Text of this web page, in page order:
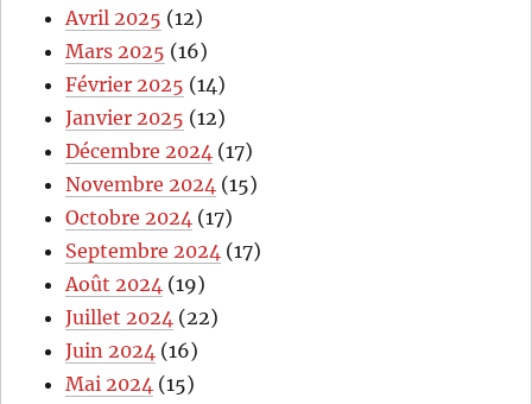
Avril 2025 (12)
Mars 2025 (16)
Février 2025 (14)
Janvier 2025 (12)
Décembre 2024 (17)
Novembre 2024 (15)
Octobre 2024 (17)
Septembre 2024 (17)
Août 2024 (19)
Juillet 2024 (22)
Juin 2024 (16)
Mai 2024 (15)